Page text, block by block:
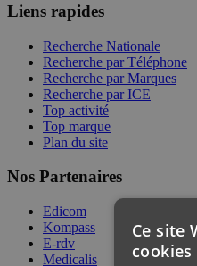
Liens rapides
Recherche Nationale
Recherche par Téléphone
Recherche par Marques
Recherche par ICE
Top activité
Top marque
Plan du site
Nos Partenaires
Edicom
Kompass
E-rdv
Medicalis
Ce site
cookies